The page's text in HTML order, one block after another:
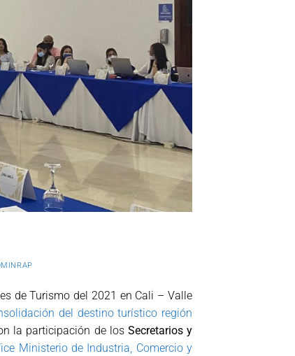
de Turismo del 2021 en Cali – Valle
del destino turístico región
la participación de los Secretarios y
Ministerio de Industria, Comercio y